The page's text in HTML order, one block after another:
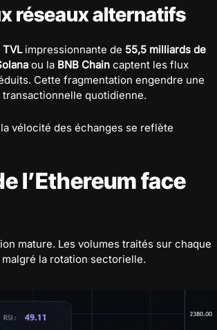
réseaux alternatifs
TVLimpressionnante de 55,5 milliards de
ou la BNB Chain captent les flux
Cette fragmentation engendre une
quotidienne.
vélocité des échanges se reflète
l’Ethereum face
mature. Les volumes traités sur chaque
la rotation sectorielle.